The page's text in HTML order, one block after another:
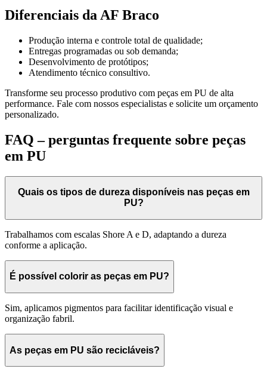
Diferenciais da AF Braco
Produção interna e controle total de qualidade;
Entregas programadas ou sob demanda;
Desenvolvimento de protótipos;
Atendimento técnico consultivo.
Transforme seu processo produtivo com peças em PU de alta
performance. Fale com nossos especialistas e solicite um orçamento
personalizado.
FAQ – perguntas frequente sobre peças
em PU
Quais os tipos de dureza disponíveis nas peças em
PU?
Trabalhamos com escalas Shore A e D, adaptando a dureza
conforme a aplicação.
É possível colorir as peças em PU?
Sim, aplicamos pigmentos para facilitar identificação visual e
organização fabril.
As peças em PU são recicláveis?